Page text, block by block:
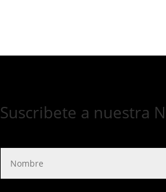
Suscribete a nuestra